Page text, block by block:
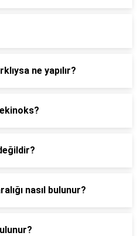
ne yapılır?
nasıl bulunur?